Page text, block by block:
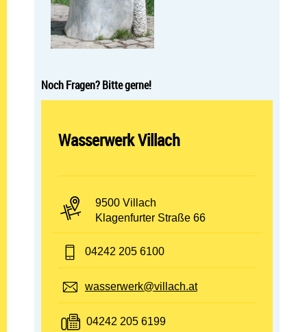
Noch Fragen? Bitte gerne!
Abteilung öffnen:
Wasserwerk Villach
PLZ und Ort:
9500 Villach
Adresse:
Klagenfurter Straße 66
Telefon:
04242 205 6100
E-Mail:
wasserwerk@villach.at
Fax:
04242 205 6199